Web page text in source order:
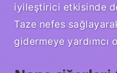
iyileştirici etkisinde
Taze nefes
gidermeye yardımcı